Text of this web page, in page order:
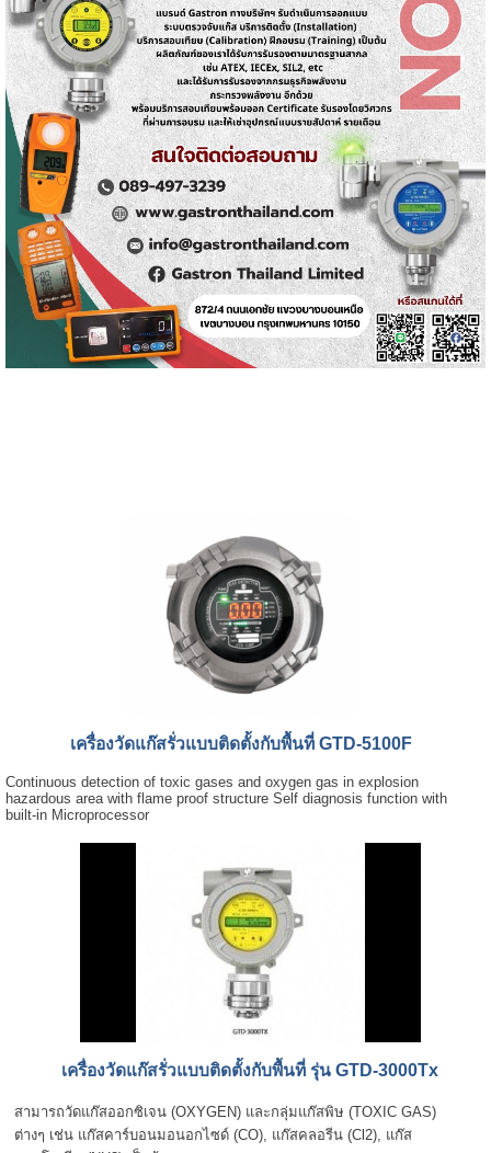
เครื่องวัดแก๊สรั่วแบบติดตั้งกับพื้นที่ GTD-5100F
Continuous detection of toxic gases and oxygen gas in explosion
hazardous area with flame proof structure Self diagnosis function with
built-in Microprocessor
เครื่องวัดแก๊สรั่วแบบติดตั้งกับพื้นที่ รุ่น GTD-3000Tx
สามารถวัดแก๊สออกซิเจน (OXYGEN) และกลุ่มแก๊สพิษ (TOXIC GAS)
ต่างๆ เช่น แก๊สคาร์บอนมอนอกไซด์ (CO), แก๊สคลอรีน (Cl2), แก๊ส